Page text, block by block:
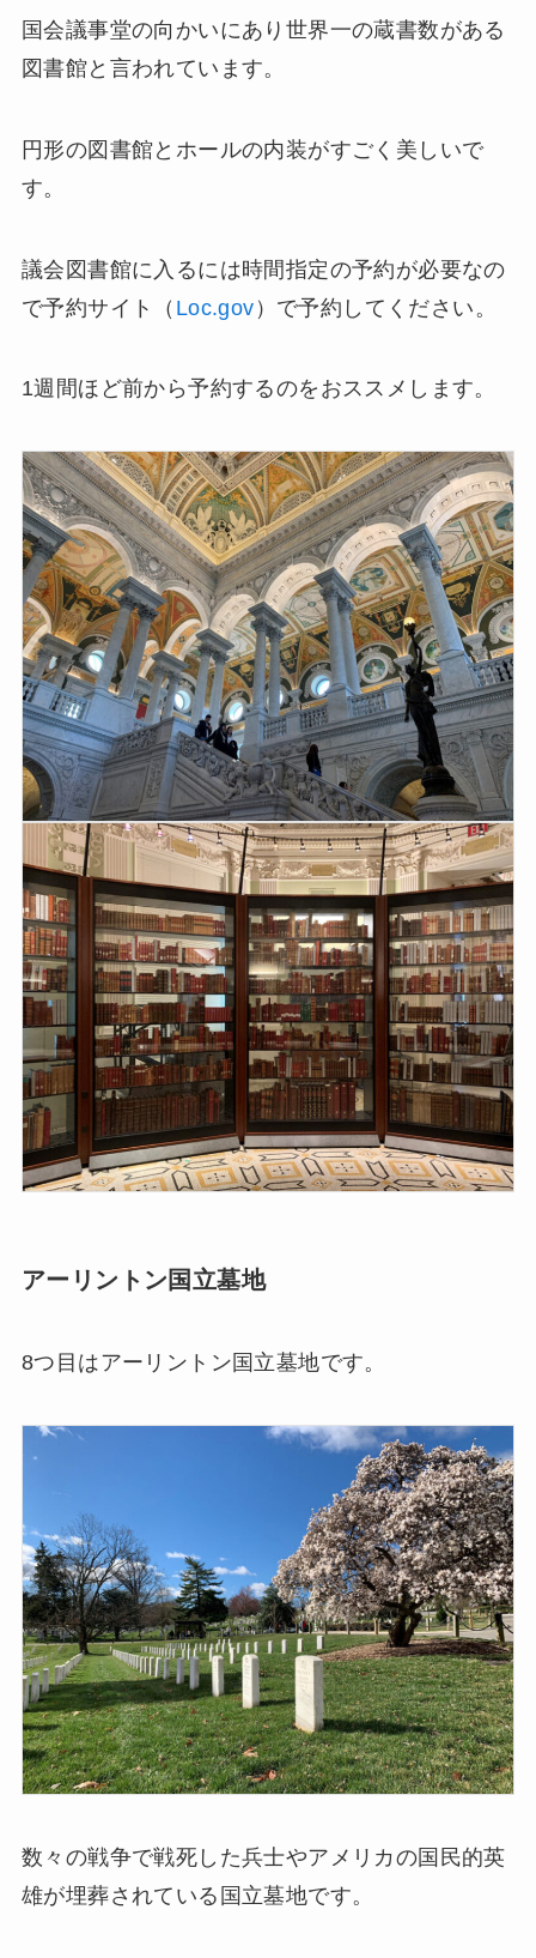
国会議事堂の向かいにあり世界一の蔵書数がある
図書館と言われています。
円形の図書館とホールの内装がすごく美しいで
す。
議会図書館に入るには時間指定の予約が必要なの
で予約サイト（ Loc.gov ）で予約してください。
1週間ほど前から予約するのをおススメします。
アーリントン国立墓地
8つ目はアーリントン国立墓地です。
数々の戦争で戦死した兵士やアメリカの国民的英
雄が埋葬されている国立墓地です。